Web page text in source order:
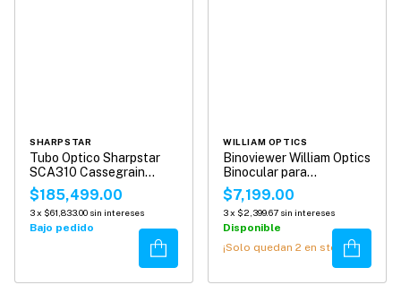
SHARPSTAR
Tubo Optico Sharpstar
SCA310 Cassegrain
Reflector
$185,499.00
3x $61,833.00 sin intereses
Bajo pedido
Comprar
WILLIAM OPTICS
Binoviewer William Optics
Binocular para
Telescopios
$7,199.00
3x $2,399.67 sin intereses
Disponible
¡Solo quedan 2 en stock!Comprar